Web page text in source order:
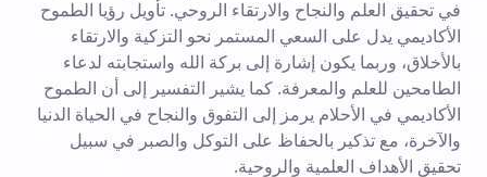
في تحقيق العلم والنجاح والارتقاء الروحي. تأويل رؤيا الطموح
الأكاديمي يدل على السعي المستمر نحو التزكية والارتقاء
بالأخلاق، وربما يكون إشارة إلى بركة الله واستجابته لدعاء
الطامحين للعلم والمعرفة. كما يشير التفسير إلى أن الطموح
الأكاديمي في الأحلام يرمز إلى التفوق والنجاح في الحياة الدنيا
والآخرة، مع تذكير بالحفاظ على التوكل والصبر في سبيل
تحقيق الأهداف العلمية والروحية.